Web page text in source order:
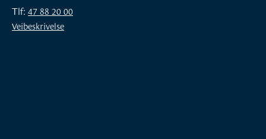
Tlf:47 88 20 00
Veibeskrivelse